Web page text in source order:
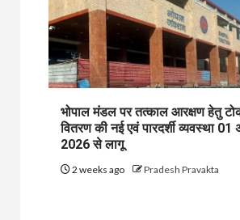
भोपाल मंडल पर तत्काल आरक्षण हेतु
वितरण की नई एवं पारदर्शी व्यवस्था 01
2026 से लागू
2 weeks ago Pradesh Pravakta